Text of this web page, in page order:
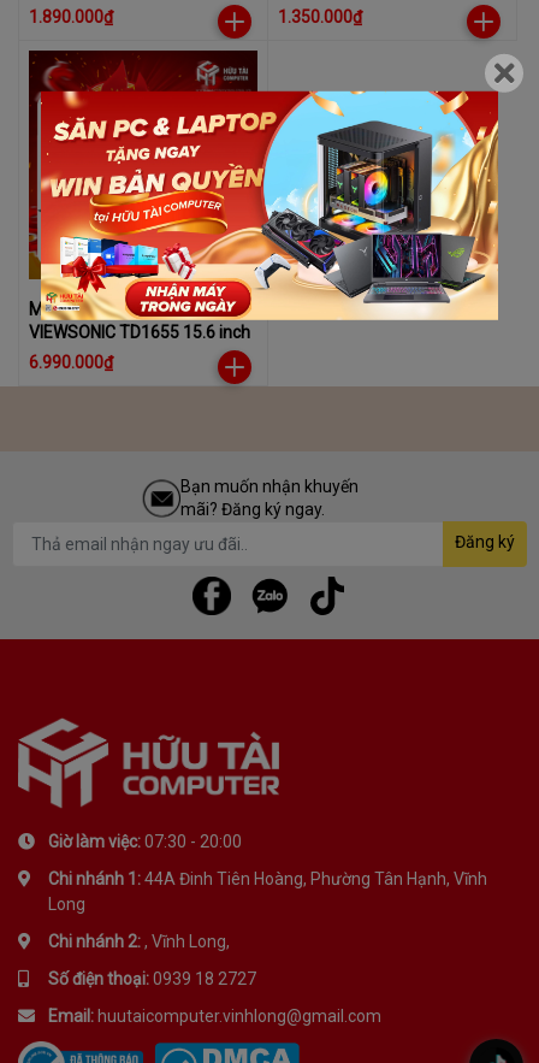
1.890.000₫
1.350.000₫
MÀN HÌNH CẢM ỨNG
VIEWSONIC TD1655 15.6 inch
6.990.000₫
Bạn muốn nhận khuyến
mãi? Đăng ký ngay.
Đăng ký
Giờ làm việc:07:30 - 20:00
Chi nhánh 1:44A Đinh Tiên Hoàng, Phường Tân Hạnh, Vĩnh
Long
Chi nhánh 2:, Vĩnh Long,
Số điện thoại:0939 18 2727
Email: huutaicomputer.vinhlong@gmail.com